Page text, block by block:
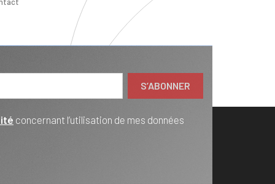
concernant l’utilisation de mes données